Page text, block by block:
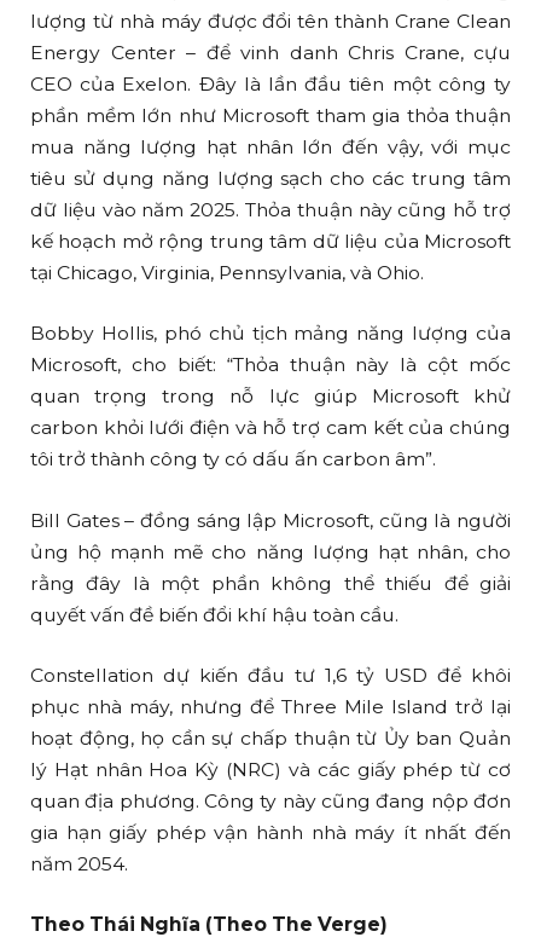
lượng từ nhà máy được đổi tên thành Crane Clean
Energy Center – để vinh danh Chris Crane, cựu
CEO của Exelon. Đây là lần đầu tiên một công ty
phần mềm lớn như Microsoft tham gia thỏa thuận
mua năng lượng hạt nhân lớn đến vậy, với mục
tiêu sử dụng năng lượng sạch cho các trung tâm
dữ liệu vào năm 2025. Thỏa thuận này cũng hỗ trợ
kế hoạch mở rộng trung tâm dữ liệu của Microsoft
tại Chicago, Virginia, Pennsylvania, và Ohio.
Bobby Hollis, phó chủ tịch mảng năng lượng của
Microsoft, cho biết: “Thỏa thuận này là cột mốc
quan trọng trong nỗ lực giúp Microsoft khử
carbon khỏi lưới điện và hỗ trợ cam kết của chúng
tôi trở thành công ty có dấu ấn carbon âm”.
Bill Gates – đồng sáng lập Microsoft, cũng là người
ủng hộ mạnh mẽ cho năng lượng hạt nhân, cho
rằng đây là một phần không thể thiếu để giải
quyết vấn đề biến đổi khí hậu toàn cầu.
Constellation dự kiến đầu tư 1,6 tỷ USD để khôi
phục nhà máy, nhưng để Three Mile Island trở lại
hoạt động, họ cần sự chấp thuận từ Ủy ban Quản
lý Hạt nhân Hoa Kỳ (NRC) và các giấy phép từ cơ
quan địa phương. Công ty này cũng đang nộp đơn
gia hạn giấy phép vận hành nhà máy ít nhất đến
năm 2054.
Theo Thái Nghĩa (Theo The Verge)